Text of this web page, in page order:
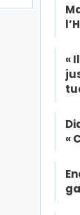
«
«